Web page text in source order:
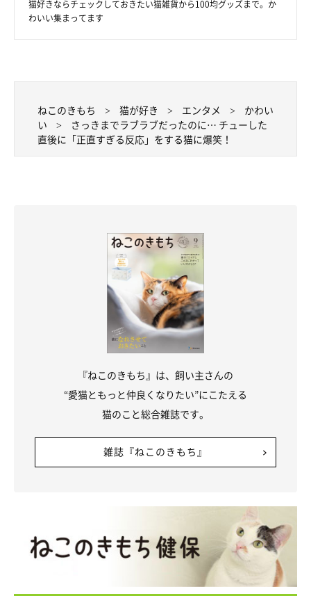
猫好きならチェックしておきたい猫雑貨から100均グッズまで。か
わいい集まってます
ねこのきもち 猫が好き エンタメ
かわい
い
さっきまでラブラブだったのに… チューした
直後に「正直すぎる反応」をする猫に爆笑！
『ねこのきもち』は、飼い主さんの
“愛猫ともっと仲良くなりたい”にこたえる
猫のこと総合雑誌です。
雑誌『ねこのきもち』